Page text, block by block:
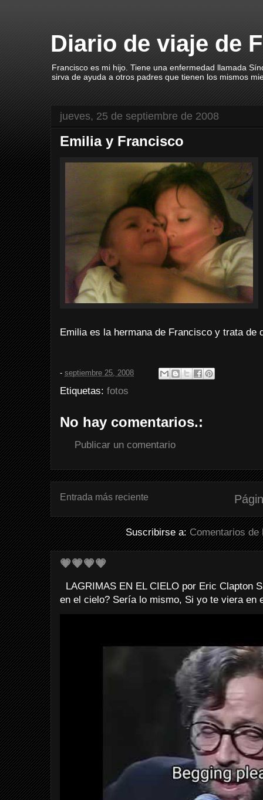
Diario de viaje de
Francisco es mi hijo. Tiene una enfermedad llamada
sirva de ayuda a otros padres que tienen los mismos
jueves, 25 de septiembre de 2008
Emilia y Francisco
Emilia es la hermana de Francisco y trata de
- septiembre 25, 2008
Etiquetas: fotos
No hay comentarios.:
Publicar un comentario
Entrada más reciente
Suscribirse a:Comentarios de
💗💗💗💗
LAGRIMAS EN EL CIELO por Eric Clapton
en el cielo? Sería lo mismo, Si yo te viera en